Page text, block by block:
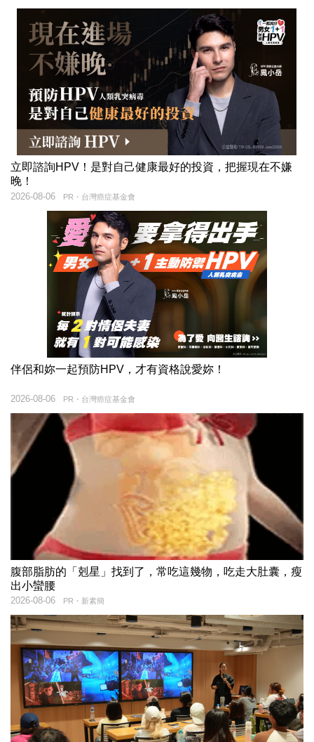
立即諮詢HPV！是對自己健康最好的投資，把握現在不嫌
晚！
PR・台灣癌症基金會
2026-08-06
伴侶和妳一起預防HPV，才有資格說愛妳！
PR・台灣癌症基金會
2026-08-06
腹部脂肪的「剋星」找到了，常吃這幾物，吃走大肚囊，瘦
出小蠻腰
PR・新素簡
2026-08-06